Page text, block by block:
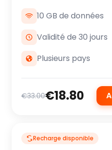
10 GB de données
Validité de 30 jours
Plusieurs pays
€33.00€18.80
Recharge disponible